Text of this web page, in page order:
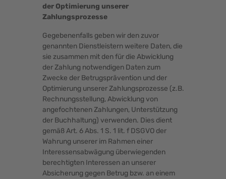
der Optimierung unserer
Zahlungsprozesse
Gegebenenfalls geben wir den zuvor
genannten Dienstleistern weitere Daten, die
sie zusammen mit den für die Abwicklung
der Zahlung notwendigen Daten zum
Zwecke der Betrugsprävention und der
Optimierung unserer Zahlungsprozesse (z.B.
Rechnungsstellung, Abwicklung von
angefochtenen Zahlungen, Unterstützung
der Buchhaltung) verwenden. Dies dient
gemäß Art. 6 Abs. 1 S. 1 lit. f DSGVO der
Wahrung unserer im Rahmen einer
Interessensabwägung überwiegenden
berechtigten Interessen an unserer
Absicherung gegen Betrug bzw. an einem